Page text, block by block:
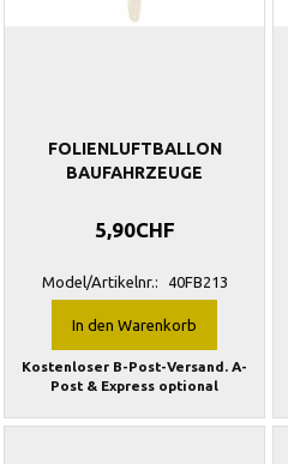
FOLIENLUFTBALLON
BAUFAHRZEUGE
5,90CHF
Model/Artikelnr.: 40FB213
In den Warenkorb
Kostenloser B-Post-Versand. A-
Post & Express optional